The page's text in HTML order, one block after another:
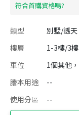
​符合首購資格嗎?
類型 別墅/透天
樓層
1-3樓/3樓
車位
1個其他
謄本用途
--
使用分區
--